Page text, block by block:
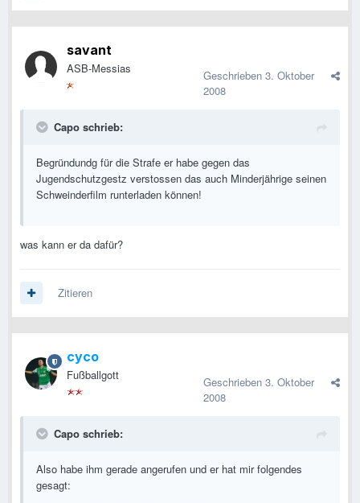
savant
ASB-Messias Geschrieben 3. Oktober
2008
Capo schrieb:
Begründundg für die Strafe er habe gegen das
Jugendschutzgestz verstossen das auch Minderjährige seinen
Schweinderfilm runterladen können!
was kann er da dafür?
Zitieren
cyco
Fußballgott Geschrieben 3. Oktober
2008
Capo schrieb:
Also habe ihm gerade angerufen und er hat mir folgendes
gesagt: